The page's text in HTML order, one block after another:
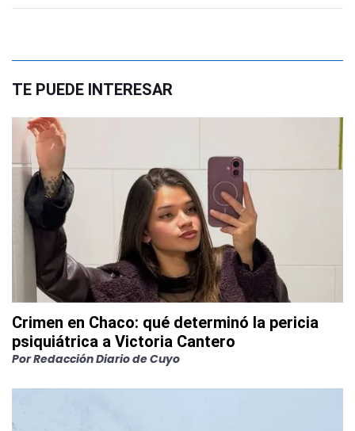
TE PUEDE INTERESAR
Crimen en Chaco: qué determinó la pericia
psiquiátrica a Victoria Cantero
PorRedacción Diario de Cuyo